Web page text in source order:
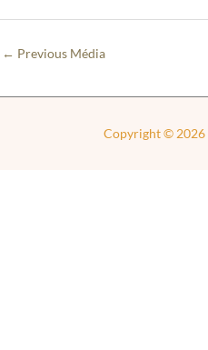
← Previous Média
Copyright © 2026